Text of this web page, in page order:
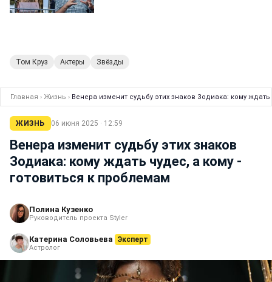
Том Круз Актеры Звёзды
Главная › Жизнь › Венера изменит судьбу этих знаков Зодиака: кому
ЖИЗНЬ 06 июня 2025 · 12:59
Венера изменит судьбу этих знаков
Зодиака: кому ждать чудес, а кому -
готовиться к проблемам
Полина Кузенко
Руководитель проекта Styler
Катерина Соловьева Эксперт
Астролог